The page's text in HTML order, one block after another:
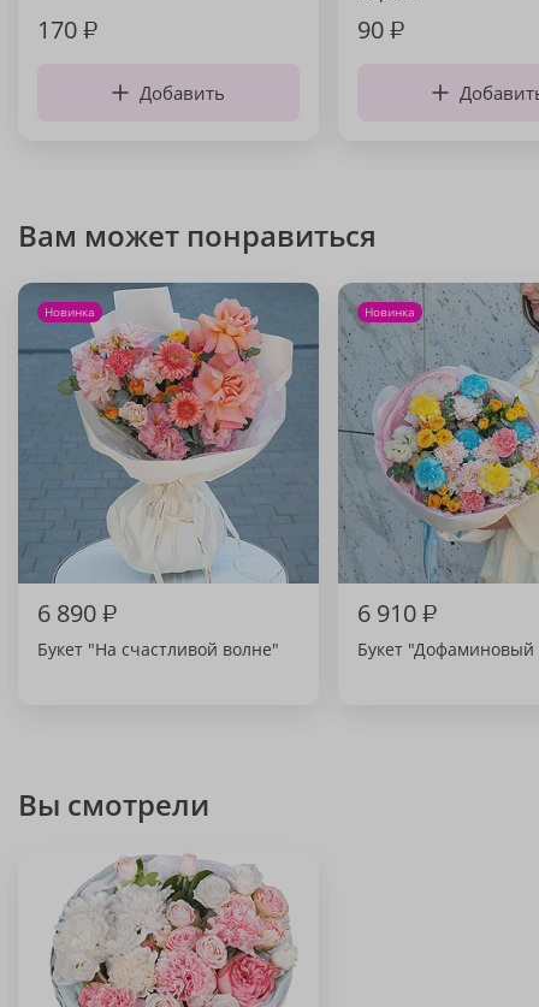
170₽
Добавить
90₽
Вам может понравиться
Новинка
6 890₽
Букет "На счастливой волне"
Новинка
6 910₽
Букет "Дофаминовый
Вы смотрели